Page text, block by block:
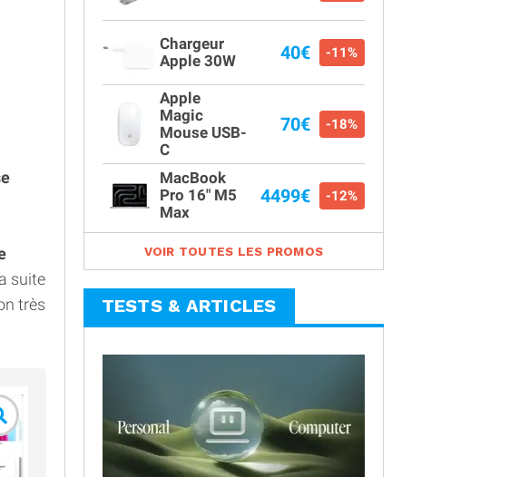
suite
très
Chargeur
Apple 30W
40€ -11%
Apple
Magic
Mouse USB-
C
70€ -18%
MacBook
Pro 16" M5
Max
4499€ -12%
VOIR TOUTES LES PROMOS
TESTS & ARTICLES